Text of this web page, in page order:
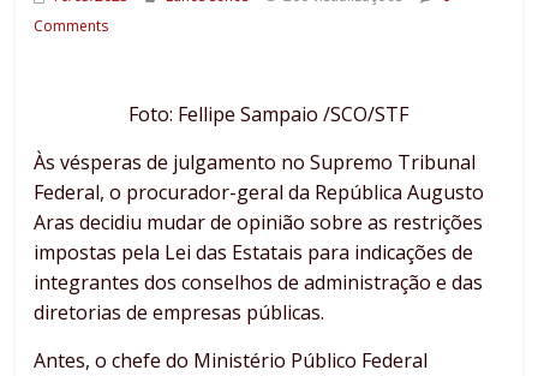
Comments
Foto: Fellipe Sampaio /SCO/STF
Às vésperas de julgamento no Supremo Tribunal
Federal, o procurador-geral da República Augusto
Aras decidiu mudar de opinião sobre as restrições
impostas pela Lei das Estatais para indicações de
integrantes dos conselhos de administração e das
diretorias de empresas públicas.
Antes, o chefe do Ministério Público Federal